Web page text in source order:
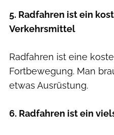
5. Radfahren ist ein
Verkehrsmittel
Radfahren ist eine
Fortbewegung. Man
etwas Ausrüstung.
6. Radfahren ist ein